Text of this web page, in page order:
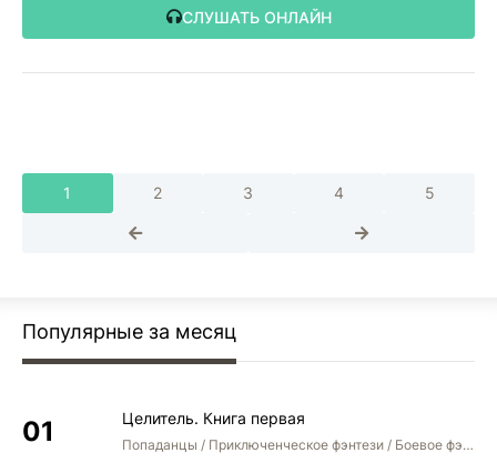
СЛУШАТЬ ОНЛАЙН
1 2 3 4 5
Популярные за месяц
Целитель. Книга первая
Попаданцы / Приключенческое фэнтези / Боевое фэнтези